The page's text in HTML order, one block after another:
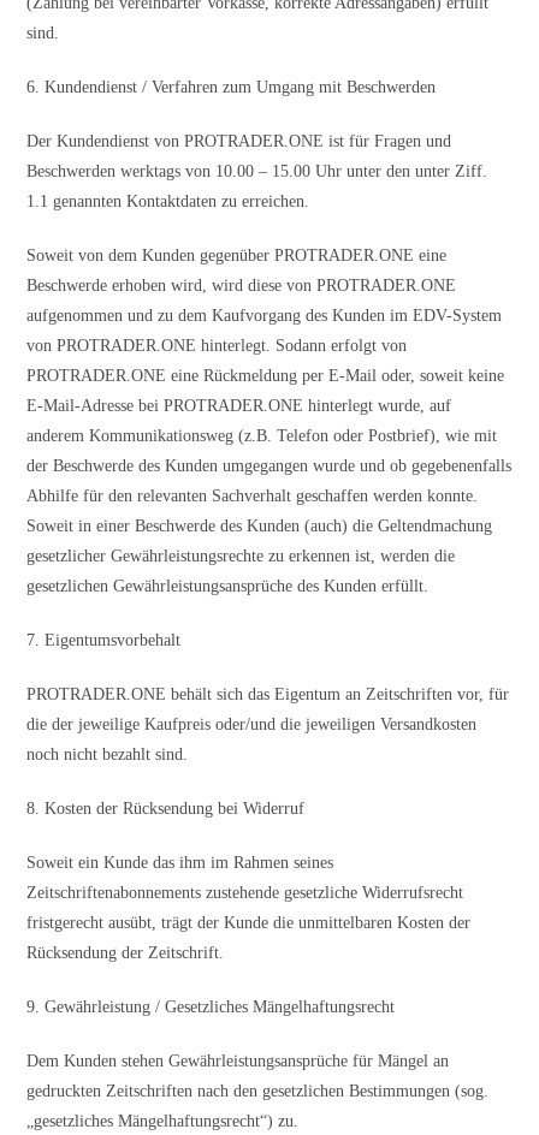
sind.
6. Kundendienst / Verfahren zum Umgang mit Beschwerden
Der Kundendienst von PROTRADER.ONE ist für Fragen und
Beschwerden werktags von 10.00 – 15.00 Uhr unter den unter Ziff.
1.1 genannten Kontaktdaten zu erreichen.
Soweit von dem Kunden gegenüber PROTRADER.ONE eine
Beschwerde erhoben wird, wird diese von PROTRADER.ONE
aufgenommen und zu dem Kaufvorgang des Kunden im EDV-System
von PROTRADER.ONE hinterlegt. Sodann erfolgt von
PROTRADER.ONE eine Rückmeldung per E-Mail oder, soweit keine
E-Mail-Adresse bei PROTRADER.ONE hinterlegt wurde, auf
anderem Kommunikationsweg (z.B. Telefon oder Postbrief), wie mit
der Beschwerde des Kunden umgegangen wurde und ob gegebenenfalls
Abhilfe für den relevanten Sachverhalt geschaffen werden konnte.
Soweit in einer Beschwerde des Kunden (auch) die Geltendmachung
gesetzlicher Gewährleistungsrechte zu erkennen ist, werden die
gesetzlichen Gewährleistungsansprüche des Kunden erfüllt.
7. Eigentumsvorbehalt
PROTRADER.ONE behält sich das Eigentum an Zeitschriften vor, für
die der jeweilige Kaufpreis oder/und die jeweiligen Versandkosten
noch nicht bezahlt sind.
8. Kosten der Rücksendung bei Widerruf
Soweit ein Kunde das ihm im Rahmen seines
Zeitschriftenabonnements zustehende gesetzliche Widerrufsrecht
fristgerecht ausübt, trägt der Kunde die unmittelbaren Kosten der
Rücksendung der Zeitschrift.
9. Gewährleistung / Gesetzliches Mängelhaftungsrecht
Dem Kunden stehen Gewährleistungsansprüche für Mängel an
gedruckten Zeitschriften nach den gesetzlichen Bestimmungen (sog.
„gesetzliches Mängelhaftungsrecht“) zu.